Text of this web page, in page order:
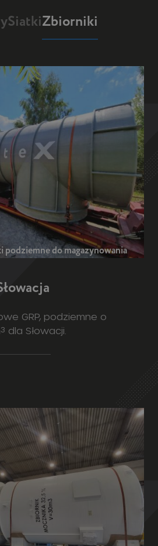
SiatkiZbiorniki
podziemne do magazynowania
GRP, podziemne o
dla Słowacji.